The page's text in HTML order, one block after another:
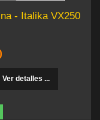
- Italika VX250
Ver detalles ...